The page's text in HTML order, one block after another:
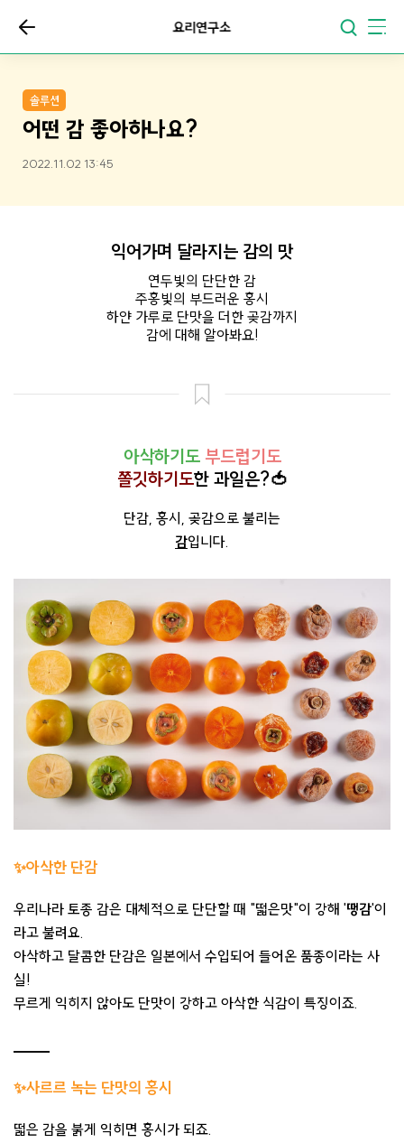
요리연구소
솔루션
어떤 감 좋아하나요?
2022.11.02 13:45
익어가며 달라지는 감의 맛
연두빛의 단단한 감
주홍빛의 부드러운 홍시
하얀 가루로 단맛을 더한 곶감까지
감에 대해 알아봐요!
아삭하기도 부드럽기도
쫄깃하기도한 과일은?🍅
단감, 홍시, 곶감으로 불리는
감입니다.
✨아삭한 단감
우리나라 토종 감은 대체적으로 단단할 때 "떫은맛"이 강해 '땡감'이
라고 불려요.
아삭하고 달콤한 단감은 일본에서 수입되어 들어온 품종이라는 사
실!
무르게 익히지 않아도 단맛이 강하고 아삭한 식감이 특징이죠.
✨사르르 녹는 단맛의 홍시
떫은 감을 붉게 익히면 홍시가 되죠.